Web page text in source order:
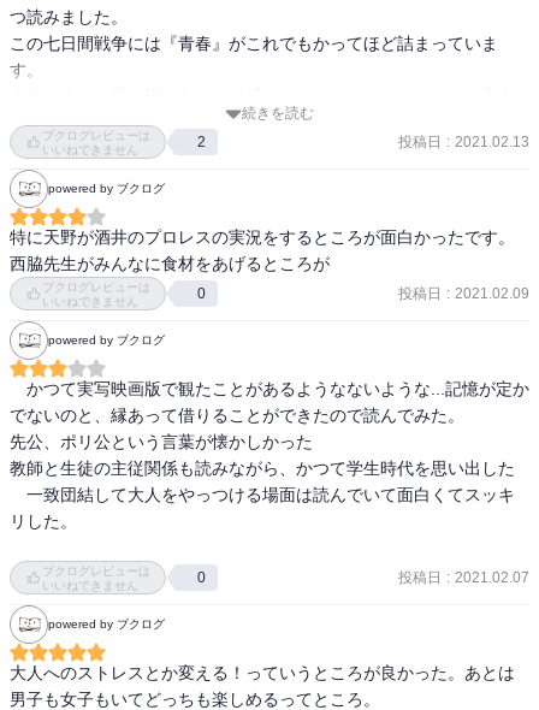
つ読みました。
この七日間戦争には『青春』がこれでもかってほど詰まっていま
す。
公やその仲間と共に大人に対して自分たちのやりたい放題にするの
は、読んでいてとても気持ちが良かったです。
続きを読む
ブクログレビューは
いいねできません
2 投稿日 : 2021.02.13
powered by ブクログ
特に天野が酒井のプロレスの実況をするところが面白かったです。
西脇先生がみんなに食材をあげるところが
ブクログレビューは
いいねできません
0 投稿日 : 2021.02.09
powered by ブクログ
かつて実写映画版で観たことがあるようなないような...記憶が定か
でないのと、縁あって借りることができたので読んでみた。
先公、ポリ公という言葉が懐かしかった
教師と生徒の主従関係も読みながら、かつて学生時代を思い出した
一致団結して大人をやっつける場面は読んでいて面白くてスッキ
リした。
ブクログレビューは
いいねできません
0 投稿日 : 2021.02.07
powered by ブクログ
大人へのストレスとか変える！っていうところが良かった。あとは
男子も女子もいてどっちも楽しめるってところ。